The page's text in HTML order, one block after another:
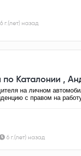
6 г.(лет) назад
по Каталонии ,
на личном
с правом на
6 г.(лет) назад